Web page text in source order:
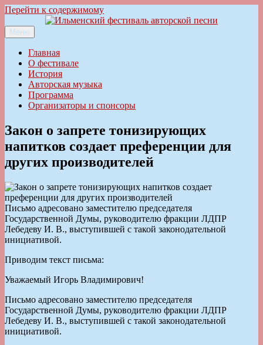
Перейти к содержимому
Ильменский фестиваль авторской песни
Меню
Главная
О фестивале
История
Авторская музыка
Программа
Организаторы и спонсоры
Закон о запрете тонизирующих
напитков создает преференции для
других производителей
Письмо адресовано заместителю председателя
Государственной Думы, руководителю фракции ЛДПР
Лебедеву И. В., выступившей с такой законодательной
инициативой.
Приводим текст письма:
Уважаемый Игорь Владимирович!
Письмо адресовано заместителю председателя
Государственной Думы, руководителю фракции ЛДПР
Лебедеву И. В., выступившей с такой законодательной
инициативой.